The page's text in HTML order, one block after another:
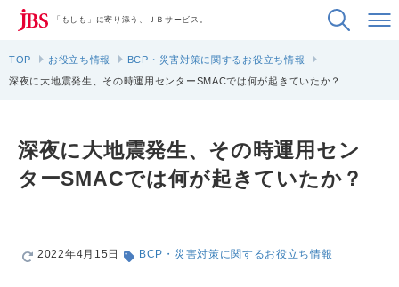
「もしも」に寄り添う、ＪＢサービス。
TOP お役立ち情報
BCP・災害対策に関するお役立ち情報
深夜に大地震発生、その時運用センターSMACでは何が起きていたか？
深夜に大地震発生、その時運用セン
ターSMACでは何が起きていたか？
2022年4月15日 BCP・災害対策に関するお役立ち情報